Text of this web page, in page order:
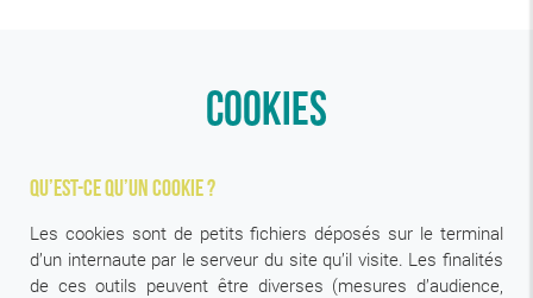
Cookies
Qu’est-ce qu’un cookie ?
Les cookies sont de petits fichiers déposés sur le terminal
d’un internaute par le serveur du site qu’il visite. Les finalités
de ces outils peuvent être diverses (mesures d’audience,